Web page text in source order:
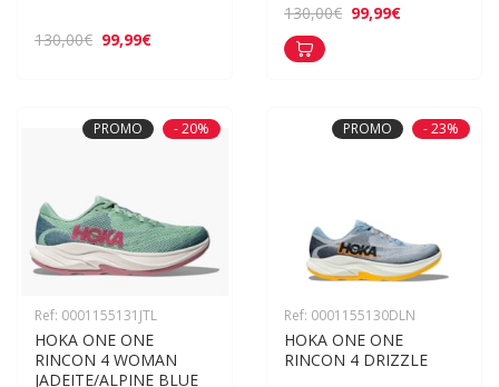
130,00€ 99,99€
130,00€ 99,99€
PROMO - 20%
Ref: 0001155131JTL
HOKA ONE ONE
RINCON 4 WOMAN
JADEITE/ALPINE BLUE
PROMO - 23%
Ref: 0001155130DLN
HOKA ONE ONE
RINCON 4 DRIZZLE